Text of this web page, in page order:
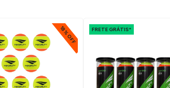
18% OFF FRETE GRÁTIS*